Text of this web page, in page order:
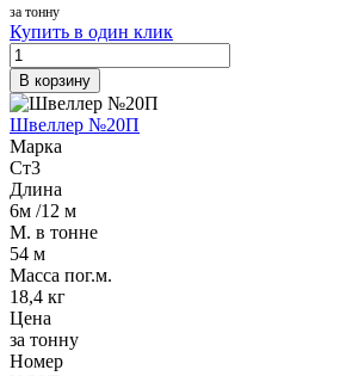
за тонну
Купить в один клик
В корзину
Швеллер №20П
Марка
Ст3
Длина
6м /12 м
М. в тонне
54 м
Масса пог.м.
18,4 кг
Цена
за тонну
Номер